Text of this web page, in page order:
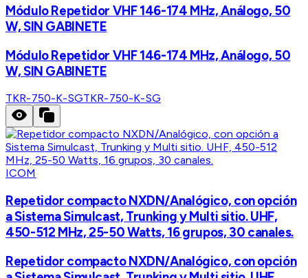
Módulo Repetidor VHF 146-174 MHz, Análogo, 50
W, SIN GABINETE
Módulo Repetidor VHF 146-174 MHz, Análogo, 50
W, SIN GABINETE
TKR-750-K-SGTKR-750-K-SG
ICOM
Repetidor compacto NXDN/Analógico, con opción
a Sistema Simulcast, Trunking y Multi sitio. UHF,
450-512 MHz, 25-50 Watts, 16 grupos, 30 canales.
Repetidor compacto NXDN/Analógico, con opción